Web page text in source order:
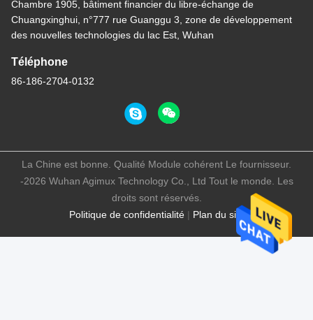
Chambre 1905, bâtiment financier du libre-échange de
Chuangxinghui, n°777 rue Guanggu 3, zone de développement
des nouvelles technologies du lac Est, Wuhan
Téléphone
86-186-2704-0132
Politique de confidentialité| Plan du site
La Chine est bonne. Qualité Module cohérent Le fournisseur.
-2026 Wuhan Agimux Technology Co., Ltd Tout le monde. Les
droits sont réservés.